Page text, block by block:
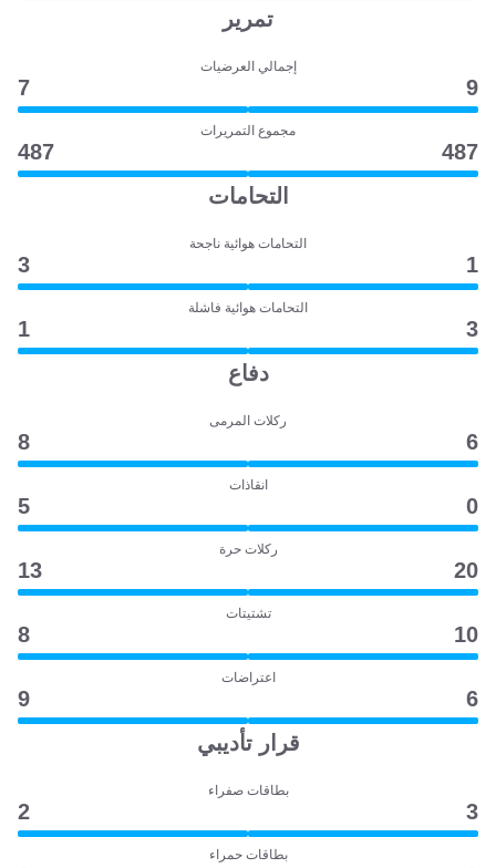
تمرير
إجمالي العرضيات
9
7
مجموع التمريرات
487
487
التحامات
التحامات هوائية ناجحة
1
3
التحامات هوائية فاشلة
3
1
دفاع
ركلات المرمى
6
8
انقاذات
0
5
ركلات حرة
20
13
تشتيتات
10
8
اعتراضات
6
9
قرار تأديبي
بطاقات صفراء
3
2
بطاقات حمراء